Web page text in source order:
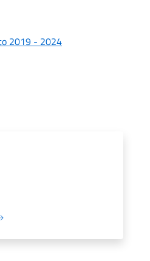
2019 - 2024